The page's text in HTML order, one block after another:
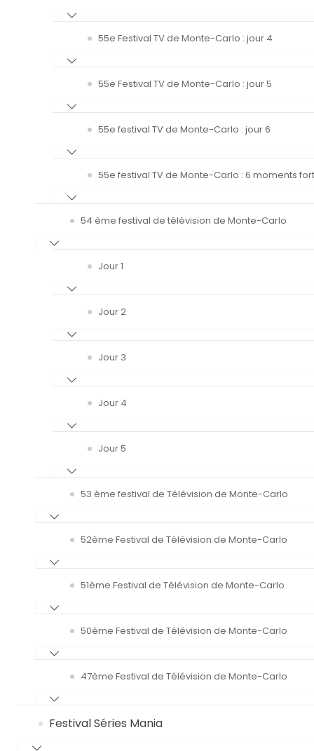
55e Festival TV de Monte-Carlo : jour 4
55e Festival TV de Monte-Carlo : jour 5
55e festival TV de Monte-Carlo : jour 6
55e festival TV de Monte-Carlo : 6 moments
54 ème festival de télévision de Monte-Carlo
Jour 1
Jour 2
Jour 3
Jour 4
Jour 5
53 ème festival de Télévision de Monte-Carlo
52ème Festival de Télévision de Monte-Carlo
51ème Festival de Télévision de Monte-Carlo
50ème Festival de Télévision de Monte-Carlo
47ème Festival de Télévision de Monte-Carlo
Festival Séries Mania